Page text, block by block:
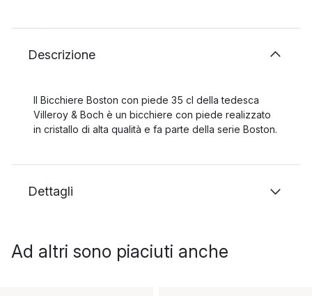
Descrizione
Il Bicchiere Boston con piede 35 cl della tedesca
Villeroy & Boch è un bicchiere con piede realizzato
in cristallo di alta qualità e fa parte della serie Boston.
Dettagli
Ad altri sono piaciuti anche